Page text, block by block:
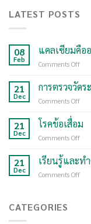
LATEST POSTS
08
Feb
แคลเซียมคือ
Comments Off
คือ
อะ
21
Dec
การตรวจวัด
Comments Off
ตรวจ
วัด
ใน
21
Dec
โรคข้อเสื่อม
Comments Off
ข้อ
เสื่
21
Dec
เรียนรู้และท
Comments Off
CATEGORIES